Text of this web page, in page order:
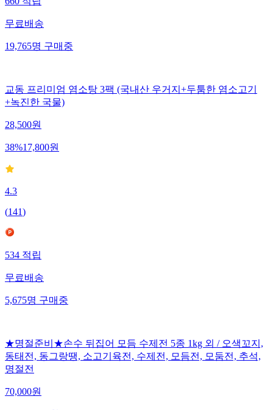
무료배송
19,765명 구매중
교동 프리미엄 염소탕 3팩 (국내산 우거지+두툼한 염소고기
+녹진한 국물)
28,500원
38%17,800원
4.3
(141)
534 적립
무료배송
5,675명 구매중
★명절준비★손수 뒤집어 모듬 수제전 5종 1kg 외 / 오색꼬지,
동태전, 동그랑땡, 소고기육전, 수제전, 모듬전, 모둠전, 추석,
명절전
70,000원